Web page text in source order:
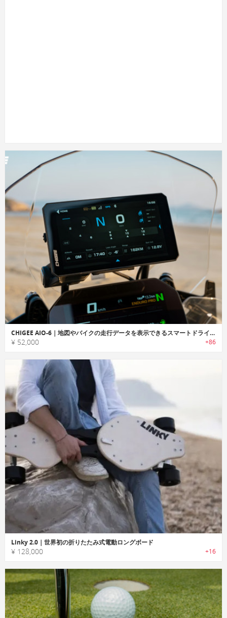
CHIGEE AIO-6｜地図やバイクの走行データを表示できるスマートドライブレーダー
¥ 52,000 +86
Linky 2.0｜世界初の折りたたみ式電動ロングボード
¥ 128,000 +16